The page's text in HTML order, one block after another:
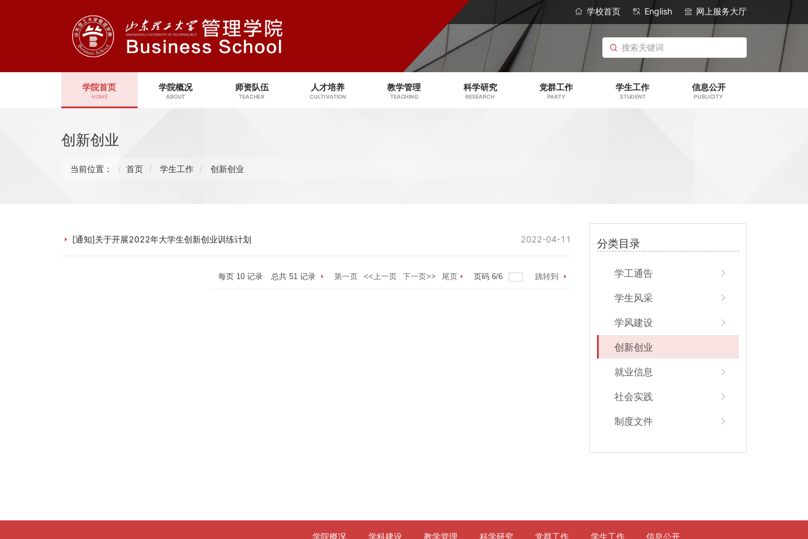
学校首页 English 网上服务大厅
学院首页
HOME
学院概况
ABOUT
师资队伍
TEACHER
人才培养
CULTIVATION
教学管理
TEACHING
科学研究
RESEARCH
党群工作
PARTY
学生工作
STUDENT
信息公开
PUBLICITY
创新创业
当前位置： 首页 学生工作 创新创业
[通知]关于开展2022年大学生创新创业训练计划 2022-04-11
每页 10记录 总共 51记录 第一页 <<上一页 下一页>> 尾页 页码 6/6 跳转到
分类目录
学工通告
学生风采
学风建设
创新创业
就业信息
社会实践
制度文件
学院概况 学科建设 教学管理 科学研究 党群工作 学生工作 信息公开